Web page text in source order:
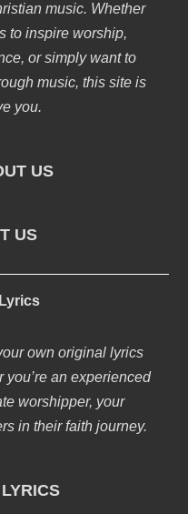
music. Whether
to inspire worship,
or simply want to
music, this site is
you.
US
US
own original lyrics
you’re an experienced
worshipper, your
in their faith journey.